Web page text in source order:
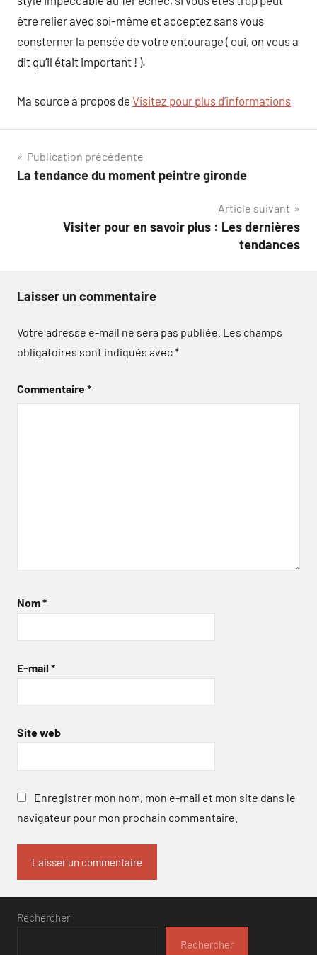
être relier avec soi-même et acceptez sans vous
consterner la pensée de votre entourage ( oui, on vous a
dit qu’il était important ! ).
Ma source à propos de Visitez pour plus d’informations
Navigation
de
Publication précédente
La tendance du moment peintre gironde
Article suivant
Visiter pour en savoir plus : Les dernières
tendances
Laisser un commentaire
Votre adresse e-mail ne sera pas publiée. Les champs
obligatoires sont indiqués avec*
Commentaire*
Nom*
E-mail *
Site web
Enregistrer mon nom, mon e-mail et mon site dans le
navigateur pour mon prochain commentaire.
Rechercher
Rechercher